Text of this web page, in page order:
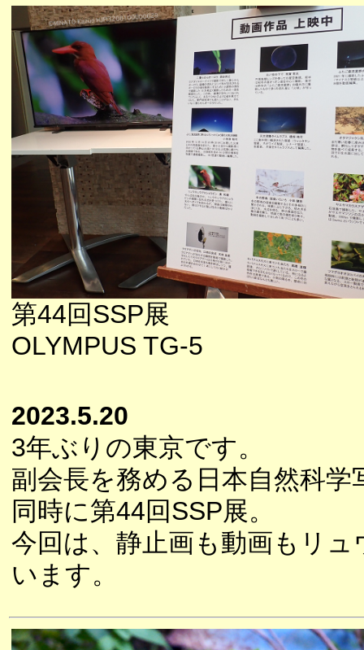
第44回SSP展
OLYMPUS TG-5
2023.5.20
3年ぶりの東京です。
副会長を務める日本自然科
同時に第44回SSP展。
今回は、静止画も動画もリ
います。